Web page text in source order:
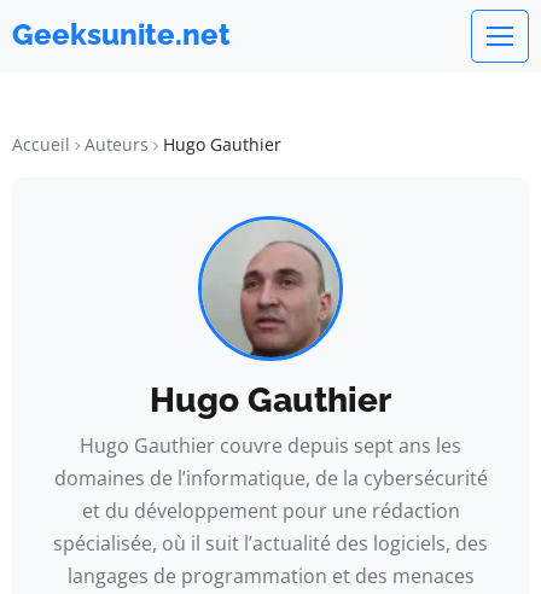
Geeksunite.net
Accueil Auteurs Hugo Gauthier
Hugo Gauthier
Hugo Gauthier couvre depuis sept ans les
domaines de l’informatique, de la cybersécurité
et du développement pour une rédaction
spécialisée, où il suit l’actualité des logiciels, des
langages de programmation et des menaces